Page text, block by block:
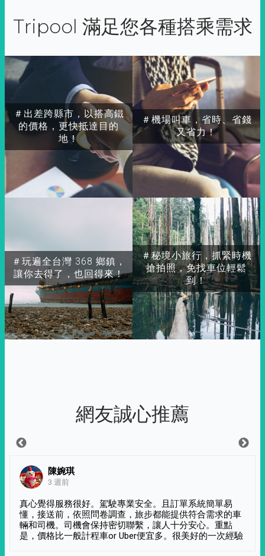
Tripool 滿足您各種搭乘需求
＃出差跨縣市，以搭高鐵
的價格，更快抵達目的
地！
＃玩遍全台灣 368 鄉鎮，
讓你去得了，也回得來！
＃秘境小旅行，抓緊時機
搶拍照，免找車位輕鬆
到！
＃機場叫車，省時、省錢
又省力！
網友誠心推薦
陳婉琪
3 週前
真心覺得服務很好。駕駛專業安全。且訂單系統簡單易
懂，接送前，依照問卷調查，旅步都能提供符合需求的車
輛和司機。司機會保持密切聯繫，讓人十分安心。重點
是，價格比一般計程車or Uber便宜多。很美好的一次經驗